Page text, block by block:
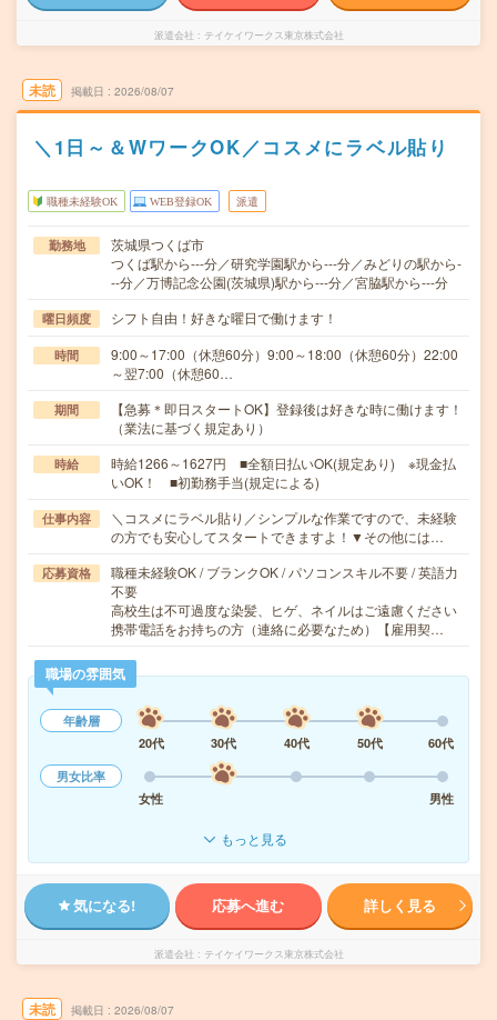
派遣会社 テイケイワークス東京株式会社
未読 掲載日 2026/08/07
＼1日～＆WワークOK／コスメにラベル貼り
職種未経験OK WEB登録OK 派遣
勤務地
茨城県つくば市
つくば駅から---分／研究学園駅から---分／みどりの駅から-
--分／万博記念公園(茨城県)駅から---分／宮脇駅から---分
曜日頻度 シフト自由！好きな曜日で働けます！
時間
9:00～17:00（休憩60分）9:00～18:00（休憩60分）22:00
～翌7:00（休憩60…
期間
【急募＊即日スタートOK】登録後は好きな時に働けます！
（業法に基づく規定あり）
時給
時給1266～1627円 ■全額日払いOK(規定あり) ※現金払
いOK！ ■初勤務手当(規定による)
仕事内容
＼コスメにラベル貼り／シンプルな作業ですので、未経験
の方でも安心してスタートできますよ！▼その他には…
応募資格
職種未経験OK / ブランクOK / パソコンスキル不要 / 英語力
不要
高校生は不可過度な染髪、ヒゲ、ネイルはご遠慮ください
携帯電話をお持ちの方（連絡に必要なため）【雇用契…
職場の雰囲気
年齢層
20代
30代 40代 50代
60代
男女比率
女性
男性
もっと見る
気になる! 応募へ進む 詳しく見る
派遣会社 テイケイワークス東京株式会社
未読 掲載日 2026/08/07